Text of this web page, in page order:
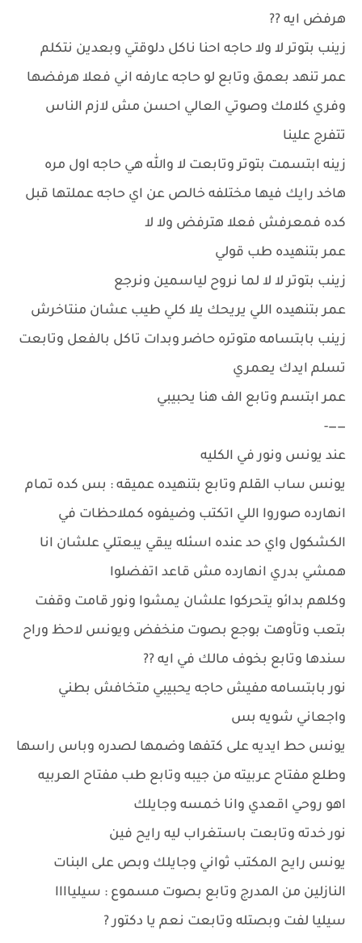
هرفض ايه ??
زينب بتوتر لا ولا حاجه احنا ناكل دلوقتي وبعدين نتكلم
عمر تنهد بعمق وتابع لو حاجه عارفه اني فعلا هرفضها
وفري كلامك وصوتي العالي احسن مش لازم الناس
تتفرج علينا
زينه ابتسمت بتوتر وتابعت لا والله هي حاجه اول مره
هاخد رايك فيها مختلفه خالص عن اي حاجه عملتها قبل
كده فمعرفش فعلا هترفض ولا لا
عمر بتنهيده طب قولي
زينب بتوتر لا لا لما نروح لياسمين ونرجع
عمر بتنهيده اللي يريحك يلا كلي طيب عشان منتاخرش
زينب بابتسامه متوتره حاضر وبدات تاكل بالفعل وتابعت
تسلم ايدك يعمري
عمر ابتسم وتابع الف هنا يحبيبي
——-
عند يونس ونور في الكليه
يونس ساب القلم وتابع بتنهيده عميقه : بس كده تمام
انهارده صوروا اللي اتكتب وضيفوه كملاحظات في
الكشكول واي حد عنده اسئله يبقي يبعتلي علشان انا
همشي بدري انهارده مش قاعد اتفضلوا
وكلهم بدائو يتحركوا علشان يمشوا ونور قامت وقفت
بتعب وتأوهت بوجع بصوت منخفض ويونس لاحظ وراح
سندها وتابع بخوف مالك في ايه ??
نور بابتسامه مفيش حاجه يحبيبي متخافش بطني
واجعاني شويه بس
يونس حط ايديه على كتفها وضمها لصدره وباس راسها
وطلع مفتاح عربيته من جيبه وتابع طب مفتاح العربيه
اهو روحي اقعدي وانا خمسه وجايلك
نور خدته وتابعت باستغراب ليه رايح فين
يونس رايح المكتب ثواني وجايلك وبص على البنات
النازلين من المدرج وتابع بصوت مسموع : سيلياااا
سيليا لفت وبصتله وتابعت نعم يا دكتور ?